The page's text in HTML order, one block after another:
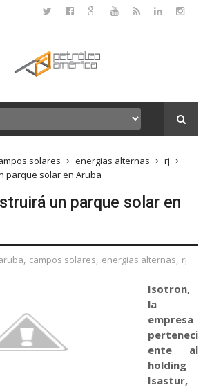
solares energias alternas
rj
parque solar en Aruba
un parque solar en
, campos solares, energias alternas, rj
Isotron,
la
empresa
perteneci
ente al
holding
Isastur,